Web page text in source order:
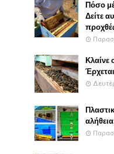
Πόσο
Δείτε
Κλαίνε
αλήθεια